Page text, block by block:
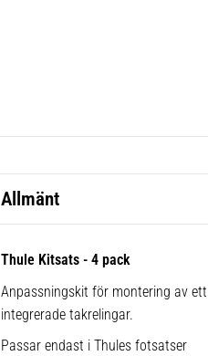
Allmänt
Thule Kitsats - 4 pack
Anpassningskit för montering av
integrerade takrelingar.
Passar endast i Thules fotsatser